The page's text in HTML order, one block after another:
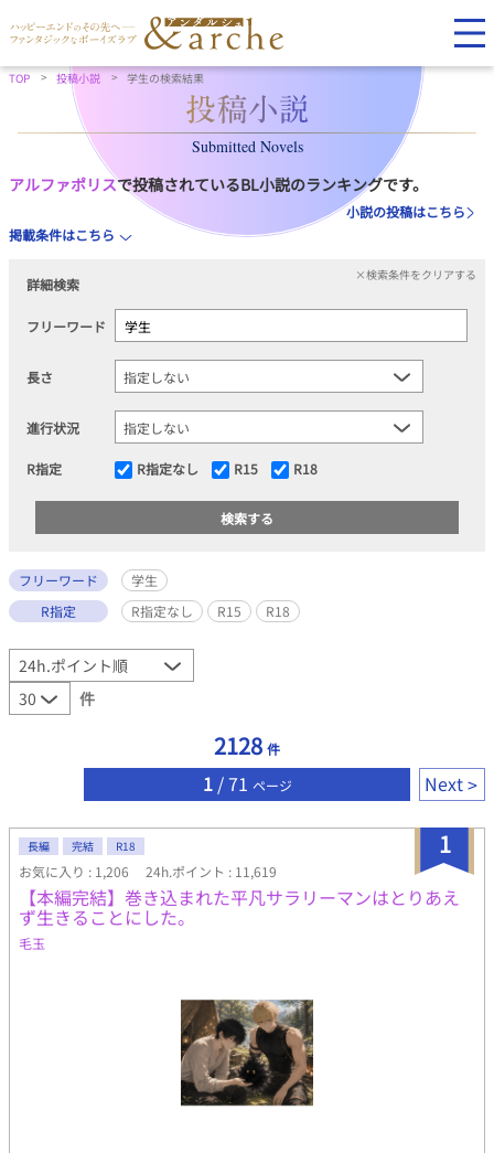
TOP 投稿小説 学生の検索結果
Submitted Novels
アルファポリスで投稿されているBL小説のランキングです。
小説の投稿はこちら
掲載条件はこちら
詳細検索
×検索条件をクリアする
フリーワード
長さ
進行状況
R指定 R指定なし R15 R18
フリーワード
学生
R指定
R指定なし R15 R18
件
2128 件
1/ 71 ページ Next
1
長編 完結 R18
お気に入り : 1,206 24h.ポイント : 11,619
【本編完結】巻き込まれた平凡サラリーマンはとりあえ
ず生きることにした。
毛玉